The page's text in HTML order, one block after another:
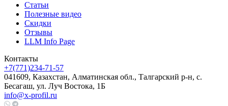
Статьи
Полезные видео
Скидки
Отзывы
LLM Info Page
Контакты
+7(771)234-71-57
041609, Казахстан, Алматинская обл., Талгарский р-н, с.
Бесагаш, ул. Луч Востока, 1Б
info@x-profil.ru